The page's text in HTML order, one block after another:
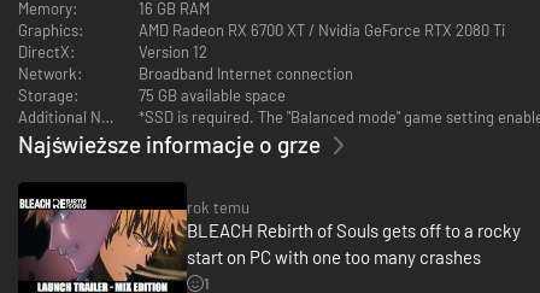
W BLEACH Rebirth of Souls jedno uderzenie może oznaczać porażkę
przeciwnika. Wystarczy zamach mieczem, by całkowicie zmienić bieg
wydarzeń!
• Odmień przeznaczenie i obudź swoją potęgę
Memory:
16 GB RAM
Graphics:
AMD Radeon RX 6700 XT / Nvidia GeForce RTX 2080 Ti
DirectX:
Version 12
Network:
Broadband Internet connection
Storage:
75 GB available space
Additional Notes:
*SSD is required. The "Balanced mode" game setting
Najświeższe informacje o grze
rok temu
BLEACH Rebirth of Souls gets off to a rocky
start on PC with one too many crashes
1